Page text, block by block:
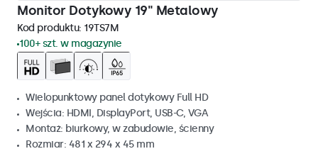
Monitor Dotykowy 19" Metalowy
Kod produktu: 19TS7M
100+ szt. w magazynie
Wielopunktowy panel dotykowy Full HD
Wejścia: HDMI, DisplayPort, USB-C, VGA
Montaż: biurkowy, w zabudowie, ścienny
Rozmiar: 481 x 294 x 45 mm